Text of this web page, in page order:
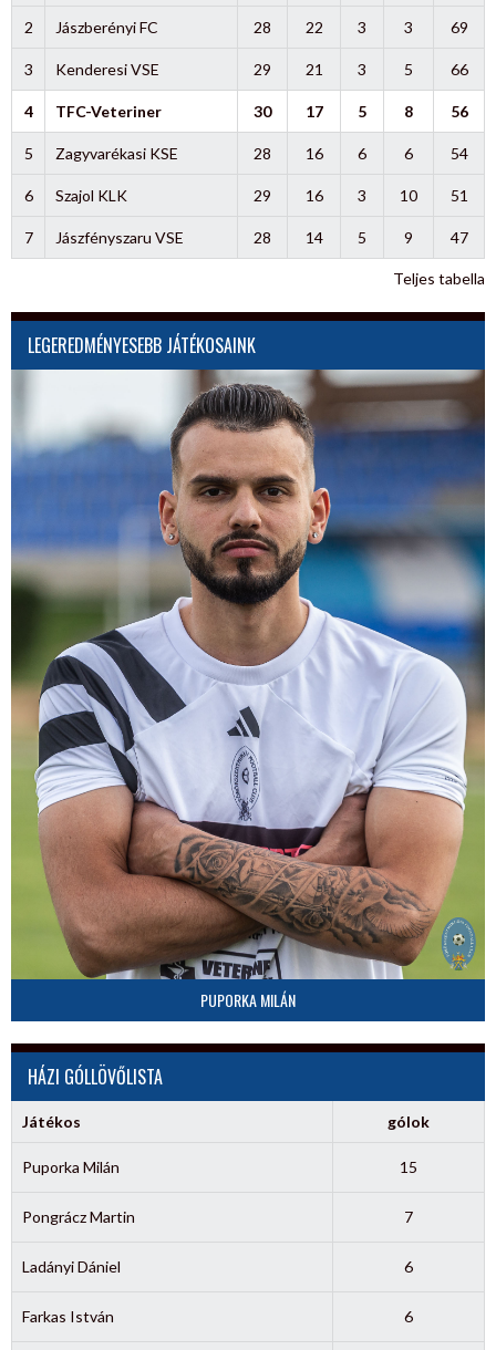
2 Jászberényi FC 28 22 3 3 69
3 Kenderesi VSE 29 21 3 5 66
4 TFC-Veteriner 30 17 5 8 56
5 Zagyvarékasi KSE 28 16 6 6 54
6 Szajol KLK 29 16 3 10 51
7 Jászfényszaru VSE 28 14 5 9 47
Teljes tabella
LEGEREDMÉNYESEBB JÁTÉKOSAINK
PUPORKA MILÁN
HÁZI GÓLLÖVŐLISTA
Játékos gólok
Puporka Milán 15
Pongrácz Martin 7
Ladányi Dániel 6
Farkas István 6